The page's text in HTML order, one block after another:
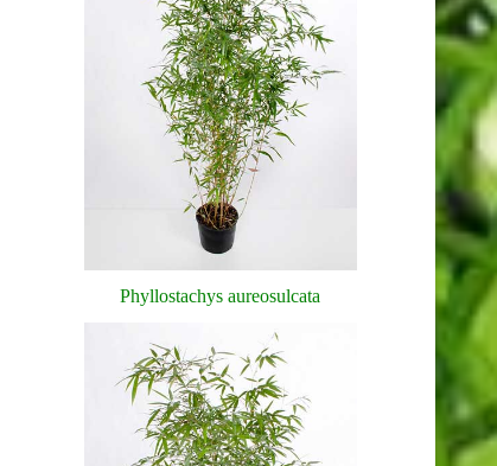
Phyllostachys aureosulcata